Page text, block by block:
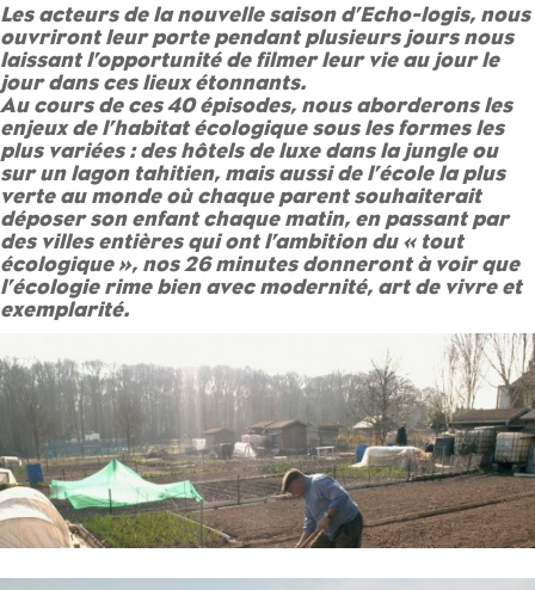
Les acteurs de la nouvelle saison d’Echo-logis, nous
ouvriront leur porte pendant plusieurs jours nous
laissant l’opportunité de filmer leur vie au jour le
jour dans ces lieux étonnants.
Au cours de ces 40 épisodes, nous aborderons les
enjeux de l’habitat écologique sous les formes les
plus variées : des hôtels de luxe dans la jungle ou
sur un lagon tahitien, mais aussi de l’école la plus
verte au monde où chaque parent souhaiterait
déposer son enfant chaque matin, en passant par
des villes entières qui ont l’ambition du « tout
écologique », nos 26 minutes donneront à voir que
l’écologie rime bien avec modernité, art de vivre et
exemplarité.